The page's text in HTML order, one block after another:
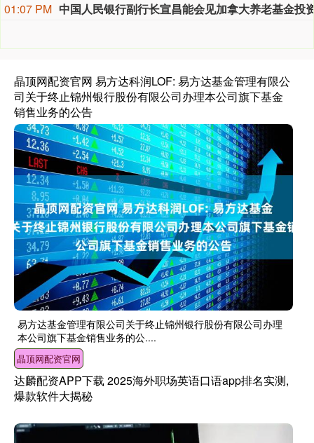
01:07 PM
晶顶网配资官网 易方达科润LOF: 易方达基金管理有限公
司关于终止锦州银行股份有限公司办理本公司旗下基金
销售业务的公告
易方达基金管理有限公司关于终止锦州银行股份有限公司办理
本公司旗下基金销售业务的公....
晶顶网配资官网
达麟配资APP下载 2025海外职场英语口语app排名实测,
爆款软件大揭秘